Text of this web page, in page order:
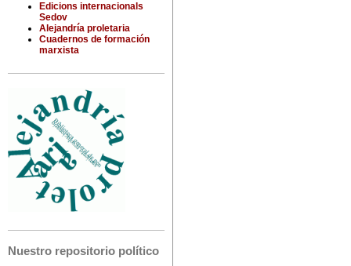
Edicions internacionals
Sedov
Alejandría proletaria
Cuadernos de formación
marxista
Nuestro repositorio político